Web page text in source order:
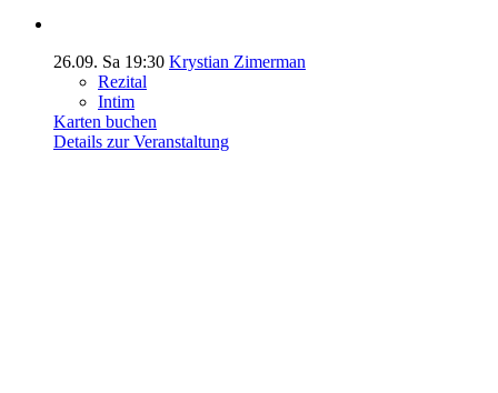
26.09. Sa 19:30 Krystian Zimerman
Rezital
Intim
Karten buchen
Details zur Veranstaltung